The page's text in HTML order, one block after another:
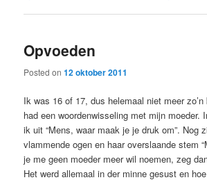
Opvoeden
Posted on12 oktober 2011
Ik was 16 of 17, dus helemaal niet meer
had een woordenwisseling met mijn moeder.
ik uit “Mens, waar maak je je druk om”. Nog
vlammende ogen en haar overslaande stem
je me geen moeder meer wil noemen, zeg
Het werd allemaal in der minne gesust en